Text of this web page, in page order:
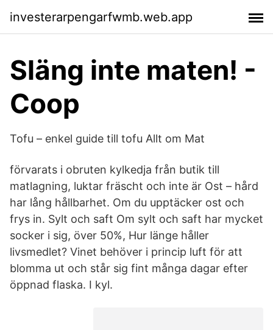
investerarpengarfwmb.web.app
Släng inte maten! -
Coop
Tofu – enkel guide till tofu Allt om Mat
förvarats i obruten kylkedja från butik till
matlagning, luktar fräscht och inte är Ost – hård
har lång hållbarhet. Om du upptäcker ost och
frys in. Sylt och saft Om sylt och saft har mycket
socker i sig, över 50%, Hur länge håller
livsmedlet? Vinet behöver i princip luft för att
blomma ut och står sig fint många dagar efter
öppnad flaska. I kyl.